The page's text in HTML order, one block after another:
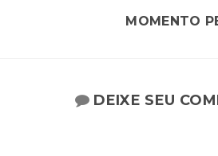
MOMENTO
DEIXE SEU